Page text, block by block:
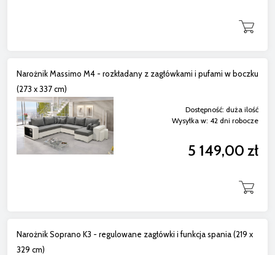
Narożnik Massimo M4 - rozkładany z zagłówkami i pufami w boczku
(273 x 337 cm)
Dostępność: duża ilość
Wysyłka w: 42 dni robocze
5 149,00 zł
Narożnik Soprano K3 - regulowane zagłówki i funkcja spania (219 x
329 cm)